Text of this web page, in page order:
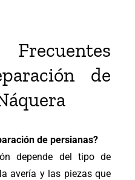
de
de persianas?
depende del tipo de
avería y las piezas que